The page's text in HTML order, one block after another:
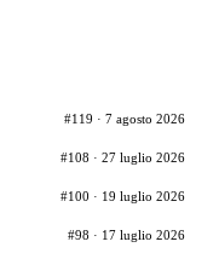
#119 · 7 agosto 2026
#108 · 27 luglio 2026
#100 · 19 luglio 2026
#98 · 17 luglio 2026